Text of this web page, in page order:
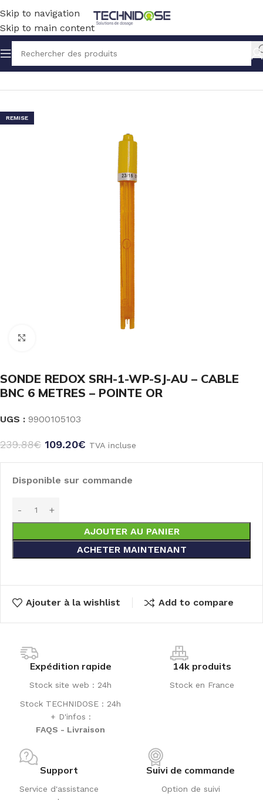
Skip to navigation
Skip to main content
Accueil TRAITEMENT EAU MESURE SONDES REDOX
REMISE
SONDE REDOX SRH-1-WP-SJ-AU – CABLE
BNC 6 METRES – POINTE OR
UGS : 9900105103
239.88€ 109.20€ TVA incluse
Disponible sur commande
AJOUTER AU PANIER
ACHETER MAINTENANT
Ajouter à la wishlist Add to compare
Expédition rapide
Stock site web : 24h
Stock TECHNIDOSE : 24h
+ D'infos :
FAQS - Livraison
14k produits
Stock en France
Support
Service d'assistance
Suivi de commande
Option de suivi